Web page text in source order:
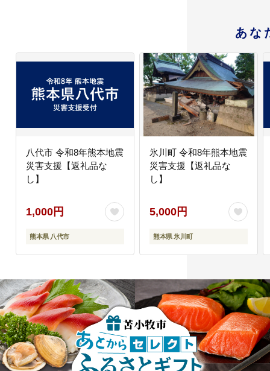
あな
八代市 令和8年熊本地震
災害支援【返礼品な
し】
1,000円
熊本県 八代市
氷川町 令和8年熊本地震
災害支援【返礼品な
し】
5,000円
熊本県 氷川町